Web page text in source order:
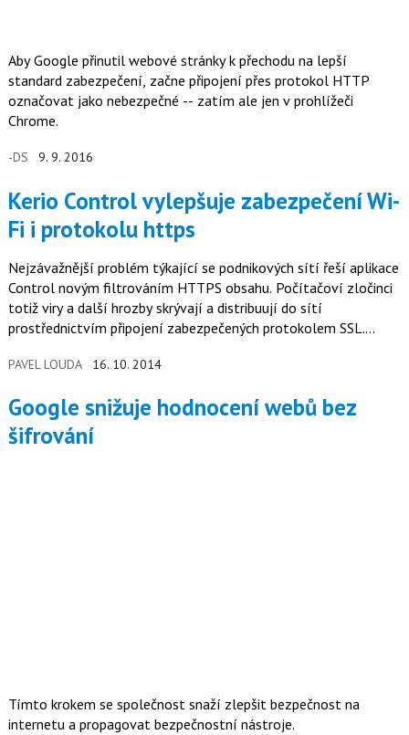
Aby Google přinutil webové stránky k přechodu na lepší
standard zabezpečení, začne připojení přes protokol HTTP
označovat jako nebezpečné -- zatím ale jen v prohlížeči
Chrome.
-DS 9. 9. 2016
Kerio Control vylepšuje zabezpečení Wi-
Fi i protokolu https
Nejzávažnější problém týkající se podnikových sítí řeší aplikace
Control novým filtrováním HTTPS obsahu. Počítačoví zločinci
totiž viry a další hrozby skrývají a distribuují do sítí
prostřednictvím připojení zabezpečených protokolem SSL.
PAVEL LOUDA 16. 10. 2014
Google snižuje hodnocení webů bez
šifrování
Tímto krokem se společnost snaží zlepšit bezpečnost na
internetu a propagovat bezpečnostní nástroje.